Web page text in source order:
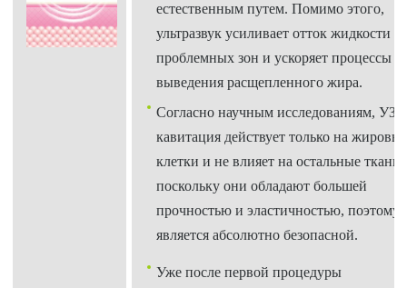
естественным путем. Помимо этого,
ультразвук усиливает отток жидкости
проблемных зон и ускоряет процессы
выведения расщепленного жира.
Согласно научным исследованиям, УЗ
кавитация действует только на
клетки и не влияет на остальные ткани,
поскольку они обладают большей
прочностью и эластичностью, поэтому
является абсолютно безопасной.
Уже после первой процедуры